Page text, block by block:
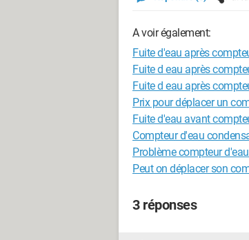
A voir également:
Fuite d'eau après
Fuite d eau après
Fuite d eau après
Prix pour déplacer un
Fuite d'eau avant
Compteur d'eau
Problème compteur
Peut on déplacer son
3 réponses